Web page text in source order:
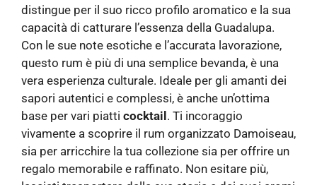
distingue per il suo ricco profilo aromatico e la sua
capacità di catturare l’essenza della Guadalupa.
Con le sue note esotiche e l’accurata lavorazione,
questo rum è più di una semplice bevanda, è una
vera esperienza culturale. Ideale per gli amanti dei
sapori autentici e complessi, è anche un’ottima
base per vari piatti cocktail. Ti incoraggio
vivamente a scoprire il rum organizzato Damoiseau,
sia per arricchire la tua collezione sia per offrire un
regalo memorabile e raffinato. Non esitare più,